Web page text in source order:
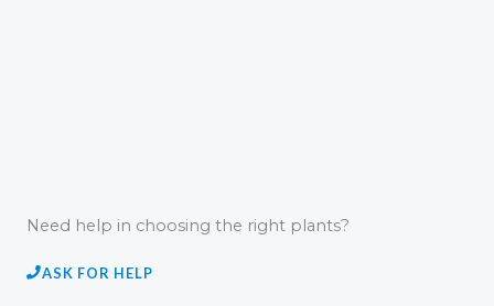
Need help in choosing the right plants?
ASK FOR HELP